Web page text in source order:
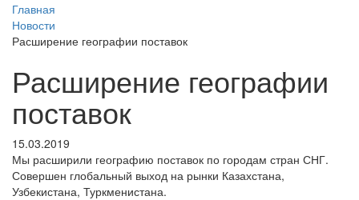
Главная
Новости
Расширение географии поставок
Расширение географии
поставок
15.03.2019
Мы расширили географию поставок по городам стран СНГ.
Совершен глобальный выход на рынки Казахстана,
Узбекистана, Туркменистана.